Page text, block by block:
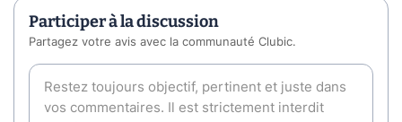
Participer à la discussion
Partagez votre avis avec la communauté Clubic.